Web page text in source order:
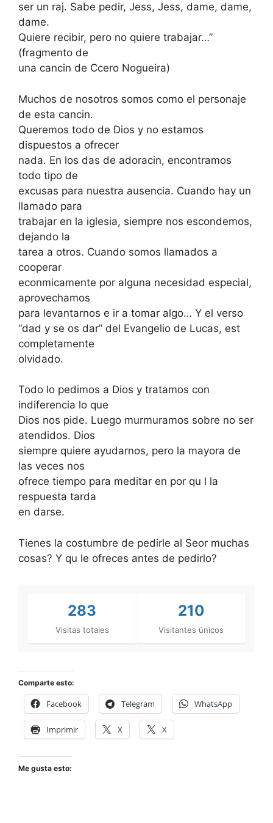
ser un raj. Sabe pedir, Jess, Jess, dame, dame,
dame.
Quiere recibir, pero no quiere trabajar…”
(fragmento de
una cancin de Ccero Nogueira)
Muchos de nosotros somos como el personaje
de esta cancin.
Queremos todo de Dios y no estamos
dispuestos a ofrecer
nada. En los das de adoracin, encontramos
todo tipo de
excusas para nuestra ausencia. Cuando hay un
llamado para
trabajar en la iglesia, siempre nos escondemos,
dejando la
tarea a otros. Cuando somos llamados a
cooperar
econmicamente por alguna necesidad especial,
aprovechamos
para levantarnos e ir a tomar algo… Y el verso
“dad y se os dar” del Evangelio de Lucas, est
completamente
olvidado.
Todo lo pedimos a Dios y tratamos con
indiferencia lo que
Dios nos pide. Luego murmuramos sobre no ser
atendidos. Dios
siempre quiere ayudarnos, pero la mayora de
las veces nos
ofrece tiempo para meditar en por qu l la
respuesta tarda
en darse.
Tienes la costumbre de pedirle al Seor muchas
cosas? Y qu le ofreces antes de pedirlo?
283
Visitas totales
210
Visitantes únicos
Comparte esto:
Facebook Telegram WhatsApp
Imprimir X X
Me gusta esto: